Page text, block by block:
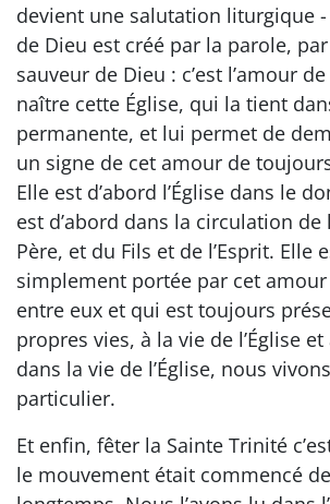
devient une salutation liturgique
de Dieu est créé par la parole,
sauveur de Dieu : c’est l’amour
naître cette Église, qui la tient
permanente, et lui permet de
un signe de cet amour de
Elle est d’abord l’Église dans le
est d’abord dans la circulation de
Père, et du Fils et de l’Esprit. Elle
simplement portée par cet
entre eux et qui est toujours
propres vies, à la vie de l’Église
dans la vie de l’Église, nous
particulier.
Et enfin, fêter la Sainte Trinité
le mouvement était commencé